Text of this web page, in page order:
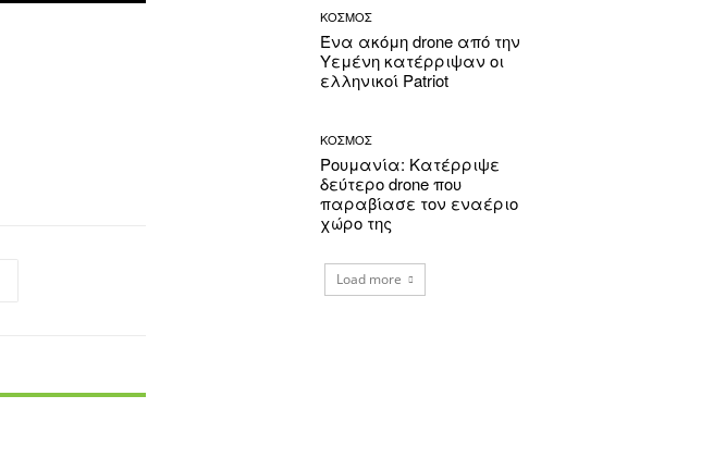
ΚΟΣΜΟΣ
Ένα ακόμη drone από την
Υεμένη κατέρριψαν οι
ελληνικοί Patriot
ΚΟΣΜΟΣ
Ρουμανία: Κατέρριψε
δεύτερο drone που
παραβίασε τον εναέριο
χώρο της
Load more